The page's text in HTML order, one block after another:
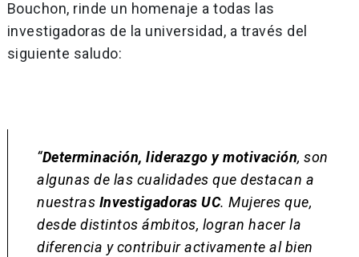
Bouchon, rinde un homenaje a todas las
investigadoras de la universidad, a través del
siguiente saludo:
“Determinación, liderazgo y motivación, son
algunas de las cualidades que destacan a
nuestras Investigadoras UC. Mujeres que,
desde distintos ámbitos, logran hacer la
diferencia y contribuir activamente al bien